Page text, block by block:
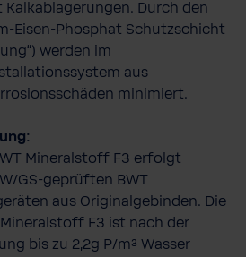
Durch den
Eisen-Phosphat Schutzschicht
werden im
aus
minimiert.
Mineralstoff F3 erfolgt
GS-geprüften BWT
aus Originalgebinden. Die
F3 ist nach der
bis zu 2,2g P/m³ Wasser